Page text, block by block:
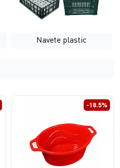
Navete plastic
-18.5%